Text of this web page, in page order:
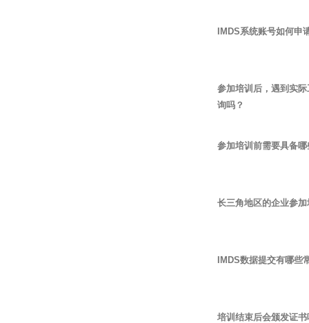
IMDS系统账号如何申
参加培训后，遇到实
询吗？
参加培训前需要具备
长三角地区的企业参
IMDS数据提交有哪些
培训结束后会颁发证书